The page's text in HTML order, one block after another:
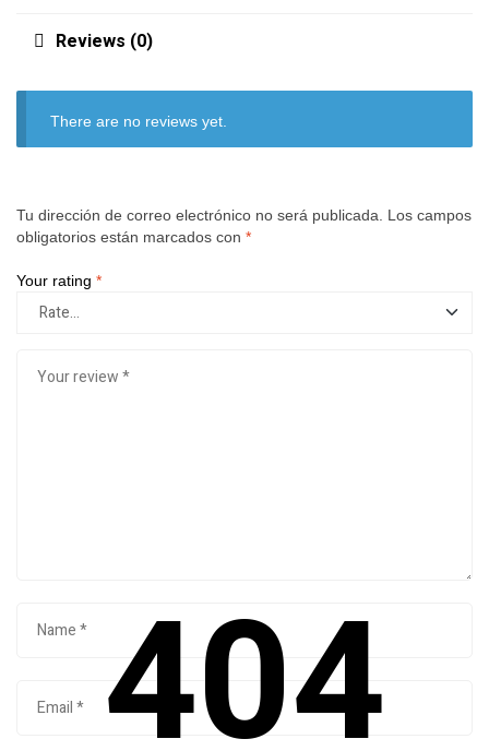
Reviews (0)
There are no reviews yet.
Tu dirección de correo electrónico no será publicada.
Los campos
obligatorios están marcados con *
Your rating *
404